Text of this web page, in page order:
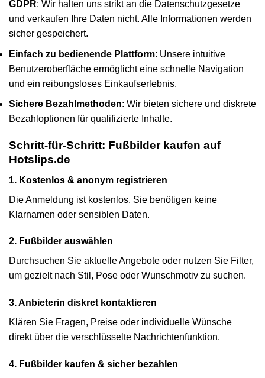
GDPR: Wir halten uns strikt an die Datenschutzgesetze
und verkaufen Ihre Daten nicht. Alle Informationen werden
sicher gespeichert.
Einfach zu bedienende Plattform: Unsere intuitive
Benutzeroberfläche ermöglicht eine schnelle Navigation
und ein reibungsloses Einkaufserlebnis.
Sichere Bezahlmethoden: Wir bieten sichere und diskrete
Bezahloptionen für qualifizierte Inhalte.
Schritt-für-Schritt: Fußbilder kaufen auf
Hotslips.de
1. Kostenlos & anonym registrieren
Die Anmeldung ist kostenlos. Sie benötigen keine
Klarnamen oder sensiblen Daten.
2. Fußbilder auswählen
Durchsuchen Sie aktuelle Angebote oder nutzen Sie Filter,
um gezielt nach Stil, Pose oder Wunschmotiv zu suchen.
3. Anbieterin diskret kontaktieren
Klären Sie Fragen, Preise oder individuelle Wünsche
direkt über die verschlüsselte Nachrichtenfunktion.
4. Fußbilder kaufen & sicher bezahlen